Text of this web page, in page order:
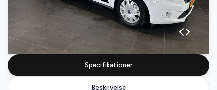
Specifikationer
Beskrivelse